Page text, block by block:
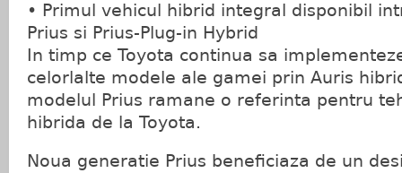
• Primul vehicul hibrid integral disponibil
Prius si Prius-Plug-in Hybrid
In timp ce Toyota continua sa
celorlalte modele ale gamei prin Auris
modelul Prius ramane o referinta pentru
hibrida de la Toyota.
Noua generatie Prius beneficiaza de un